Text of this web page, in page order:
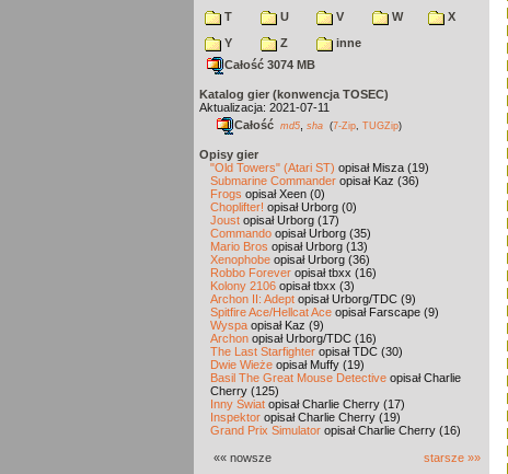
T
U V W
X
Y
Z
inne
Całość 3074 MB
Katalog gier (konwencja TOSEC)
Aktualizacja: 2021-07-11
Całość md5 sha (7-Zip TUGZip)
Opisy gier
"Old Towers" (Atari ST) opisał Misza (19)
Submarine Commander opisał Kaz (36)
Frogs opisał Xeen (0)
Choplifter! opisał Urborg (0)
Joust opisał Urborg (17)
Commando opisał Urborg (35)
Mario Bros opisał Urborg (13)
Xenophobe opisał Urborg (36)
Robbo Forever opisał tbxx (16)
Kolony 2106 opisał tbxx (3)
Archon II: Adept opisał Urborg/TDC (9)
Spitfire Ace/Hellcat Ace opisał Farscape (9)
Wyspa opisał Kaz (9)
Archon opisał Urborg/TDC (16)
The Last Starfighter opisał TDC (30)
Dwie Wieże opisał Muffy (19)
Basil The Great Mouse Detective opisał Charlie
Cherry (125)
Inny Świat opisał Charlie Cherry (17)
Inspektor opisał Charlie Cherry (19)
Grand Prix Simulator opisał Charlie Cherry (16)
«« nowsze starsze »»